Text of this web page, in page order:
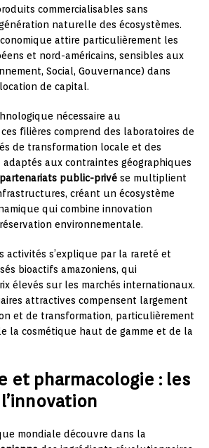
commercialisables sans
naturelle des écosystèmes.
attire particulièrement les
et nord-américains, sensibles aux
Social, Gouvernance) dans
de capital.
nécessaire au
filières comprend des laboratoires de
de transformation locale et des
aux contraintes géographiques
partenariats public-privé se multiplient
créant un écosystème
qui combine innovation
environnementale.
activités s’explique par la rareté et
bioactifs amazoniens, qui
élevés sur les marchés internationaux.
attractives compensent largement
et de transformation, particulièrement
la cosmétique haut de gamme et de la
et pharmacologie : les
mondiale découvre dans la